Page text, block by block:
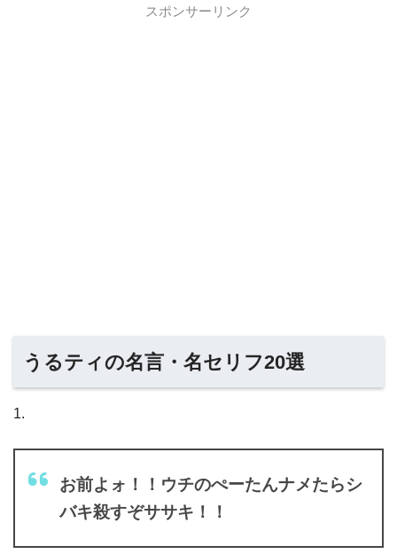
スポンサーリンク
うるティの名言・名セリフ20選
1.
お前よォ！！ウチのぺーたんナメたらシ
バキ殺すぞササキ！！